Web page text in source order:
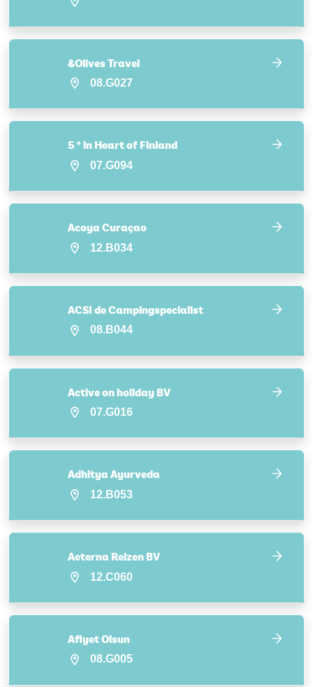
&Olives Travel
08.G027
5 * in Heart of Finland
07.G094
Acoya Curaçao
12.B034
ACSI de Campingspecialist
08.B044
Active on holiday BV
07.G016
Adhitya Ayurveda
12.B053
Aeterna Reizen BV
12.C060
Afiyet Olsun
08.G005